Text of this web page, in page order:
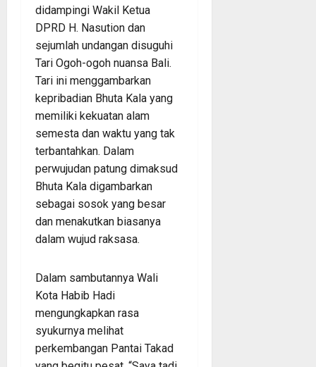
didampingi Wakil Ketua
DPRD H. Nasution dan
sejumlah undangan disuguhi
Tari Ogoh-ogoh nuansa Bali.
Tari ini menggambarkan
kepribadian Bhuta Kala yang
memiliki kekuatan alam
semesta dan waktu yang tak
terbantahkan. Dalam
perwujudan patung dimaksud
Bhuta Kala digambarkan
sebagai sosok yang besar
dan menakutkan biasanya
dalam wujud raksasa.
Dalam sambutannya Wali
Kota Habib Hadi
mengungkapkan rasa
syukurnya melihat
perkembangan Pantai Takad